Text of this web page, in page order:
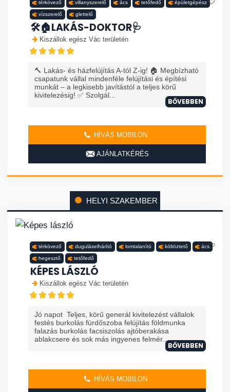
térkövező villanyszerelő ács tetőfedő épületgépész
vízszerelő glettelő
🛠️🏠LAKÁS-DOKTOR🩺
Kiszállok egész Vác területén
🔨 Lakás- és házfelújítás A-tól Z-ig! 🏠 Megbízható
csapatunk vállal mindenféle felújítási és építési
munkát – a legkisebb javítástól a teljes körű
kivitelezésig! ✅ Szolgál...
BŐVEBBEN
HÍVÁS MOBILON
AJÁNLATKÉRÉS
HELYI SZAKEMBER
térkövező duguláselhárító lomtalanító költöztető ács
hegesztő tetőfedő
KÉPES LÁSZLÓ
Kiszállok egész Vác területén
Jó napot Teljes, körű generál kivitelezést vállalok
festés burkolás fürdőszoba felújítás földmunka
falazás burkolás facsiszolás ajtóberakása
ablakcsere és sok más ingyenes felmér...
BŐVEBBEN
HÍVÁS MOBILON